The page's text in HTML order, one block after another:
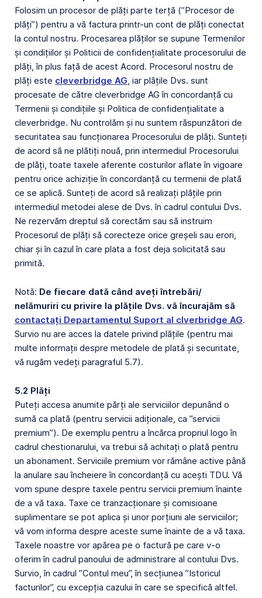
Folosim un procesor de plăți parte terță (”Procesor de
plăți”) pentru a vă factura printr-un cont de plăți conectat
la contul nostru. Procesarea plăților se supune Termenilor
și condițiilor și Politicii de confidențialitate procesorului de
plăți, în plus față de acest Acord. Procesorul nostru de
plăți este cleverbridge AG, iar plățile Dvs. sunt
procesate de către cleverbridge AG în concordanță cu
Termenii și condițiile și Politica de confidențialitate a
cleverbridge. Nu controlăm și nu suntem răspunzători de
securitatea sau funcționarea Procesorului de plăți. Sunteți
de acord să ne plătiți nouă, prin intermediul Procesorului
de plăți, toate taxele aferente costurilor aflate în vigoare
pentru orice achiziție în concordanță cu termenii de plată
ce se aplică. Sunteți de acord să realizați plățile prin
intermediul metodei alese de Dvs. în cadrul contului Dvs.
Ne rezervăm dreptul să corectăm sau să instruim
Procesorul de plăți să corecteze orice greșeli sau erori,
chiar și în cazul în care plata a fost deja solicitată sau
primită.
Notă: De fiecare dată când aveți întrebări/
nelămuriri cu privire la plățile Dvs. vă încurajăm să
contactați Departamentul Suport al clverbridge AG.
Survio nu are acces la datele privind plățile (pentru mai
multe informații despre metodele de plată și securitate,
vă rugăm vedeți paragraful 5.7).
5.2 Plăți
Puteți accesa anumite părți ale serviciilor depunând o
sumă ca plată (pentru servicii adiționale, ca ”servicii
premium”). De exemplu pentru a încărca propriul logo în
cadrul chestionarului, va trebui să achitați o plată pentru
un abonament. Serviciile premium vor rămâne active până
la anulare sau încheiere în concordanță cu acești TDU. Vă
vom spune despre taxele pentru servicii premium înainte
de a vă taxa. Taxe ce tranzacționare și comisioane
suplimentare se pot aplica și unor porțiuni ale serviciilor;
vă vom informa despre aceste sume înainte de a vă taxa.
Taxele noastre vor apărea pe o factură pe care v-o
oferim în cadrul panoului de administrare al contului Dvs.
Survio, în cadrul ”Contul meu”, în secțiunea ”Istoricul
facturilor”, cu excepția cazului în care se specifică altfel.